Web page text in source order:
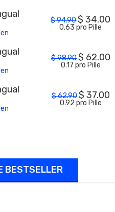
$94.90$ 34.00
0.63 pro Pille
$98.90$ 62.00
0.17 pro Pille
$62.90$ 37.00
0.92 pro Pille
BESTSELLER